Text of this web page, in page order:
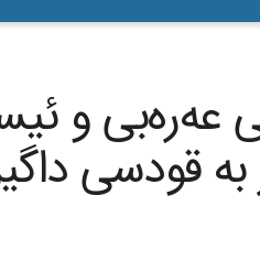
عەرەبی و
بە قودسی